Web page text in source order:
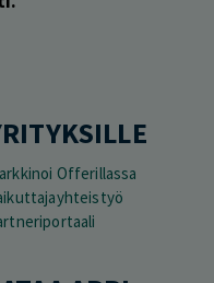
Offerillassa